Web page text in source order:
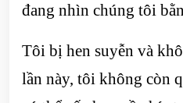
đang nhìn chúng tôi
Tôi bị hen suyễn và
lần này, tôi không còn